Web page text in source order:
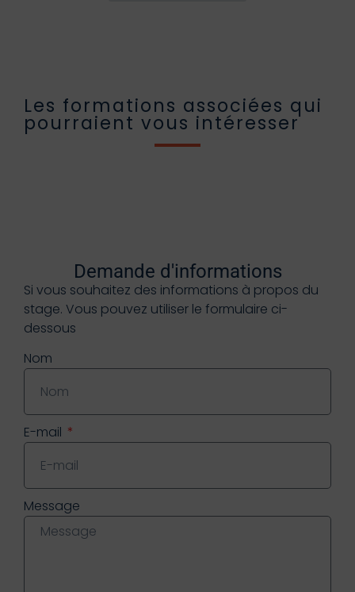
Les formations associées qui
pourraient vous intéresser
Demande d'informations
Si vous souhaitez des informations à propos du
stage. Vous pouvez utiliser le formulaire ci-
dessous
Nom
E-mail
Message